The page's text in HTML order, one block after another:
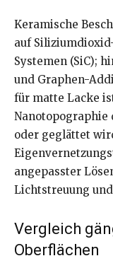
Keramische
auf
Systemen (SiC);
und Graphen-
für matte Lacke
Nanotopographie
oder geglättet
angepasster
Lichtstreuung
Vergleich
Oberflächen